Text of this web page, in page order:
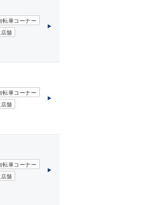
転車コーナー
舗
転車コーナー
舗
転車コーナー
舗